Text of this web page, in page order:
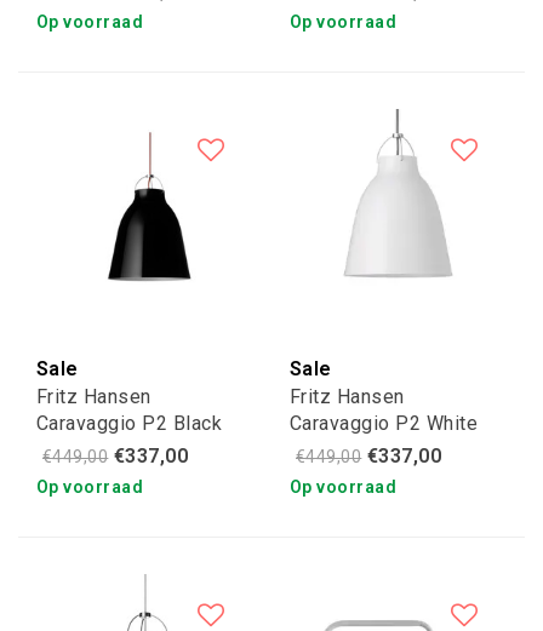
Op voorraad Op voorraad
Sale
Fritz Hansen
Caravaggio P2 Black
High-gloss
€449,00 €337,00
Op voorraad
Sale
Fritz Hansen
Caravaggio P2 White
High-gloss
€449,00 €337,00
Op voorraad